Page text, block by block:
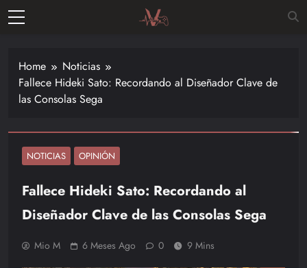
Skip
de las
últimas
–
Nintendo,
Playstac
Home
Noticias
Fallece Hideki Sato: Recordando al Diseñador Clave de
las Consolas Sega
NOTICIAS OPINIÓN
Fallece Hideki Sato: Recordando al
Diseñador Clave de las Consolas Sega
Mio M 6 Meses Ago 0 9 Mins